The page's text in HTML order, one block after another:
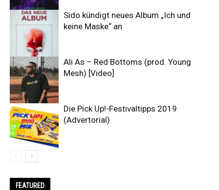
Sido kündigt neues Album „Ich und
keine Maske“ an
Ali As – Red Bottoms (prod. Young
Mesh) [Video]
Die Pick Up!-Festivaltipps 2019
(Advertorial)
FEATURED